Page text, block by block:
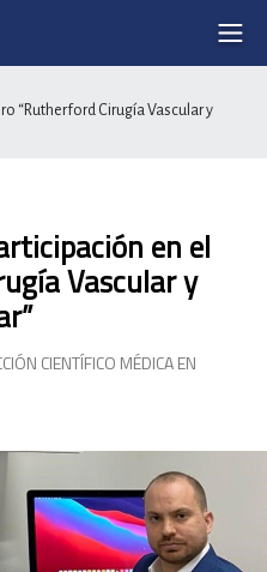
“Rutherford Cirugía Vascular y
en el
Vascular y
CIENTÍFICO MÉDICA EN